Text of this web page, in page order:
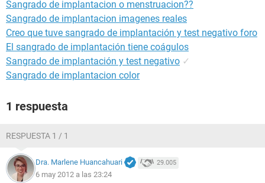
Sangrado de implantacion o menstruacion??
Sangrado de implantacion imagenes reales
Creo que tuve sangrado de implantación y test negativo foro
El sangrado de implantación tiene coágulos
Sangrado de implantación y test negativo ✓
Sangrado de implantacion color
1 respuesta
RESPUESTA 1 / 1
Dra. Marlene Huancahuari 29.005
6 may 2012 a las 23:24